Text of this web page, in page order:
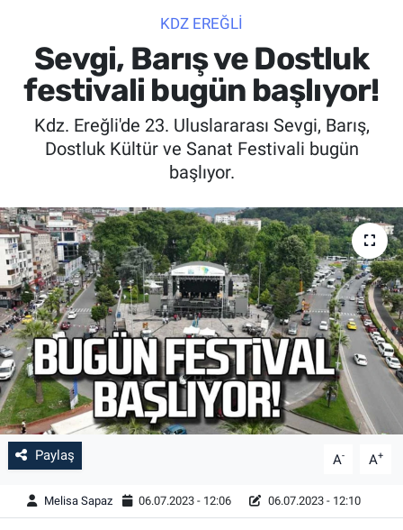
KDZ EREĞLİ
Sevgi, Barış ve Dostluk
festivali bugün başlıyor!
Kdz. Ereğli'de 23. Uluslararası Sevgi, Barış,
Dostluk Kültür ve Sanat Festivali bugün
başlıyor.
Paylaş A- A+
Melisa Sapaz 06.07.2023 - 12:06 06.07.2023 - 12:10
SPOR
SAĞLIK